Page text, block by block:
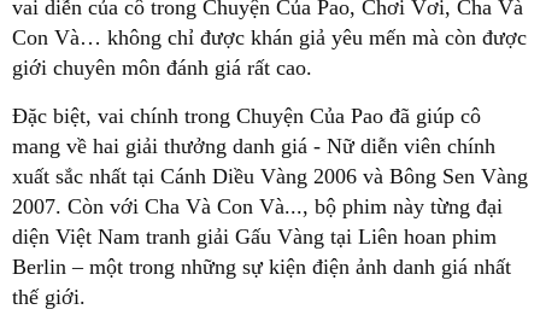
vai diễn của cô trong Chuyện Của Pao, Chơi Vơi, Cha Và
Con Và… không chỉ được khán giả yêu mến mà còn được
giới chuyên môn đánh giá rất cao.
Đặc biệt, vai chính trong Chuyện Của Pao đã giúp cô
mang về hai giải thưởng danh giá - Nữ diễn viên chính
xuất sắc nhất tại Cánh Diều Vàng 2006 và Bông Sen Vàng
2007. Còn với Cha Và Con Và..., bộ phim này từng đại
diện Việt Nam tranh giải Gấu Vàng tại Liên hoan phim
Berlin – một trong những sự kiện điện ảnh danh giá nhất
thế giới.